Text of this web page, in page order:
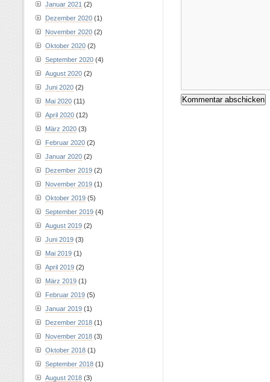
Januar 2021 (2)
Dezember 2020 (1)
November 2020 (2)
Oktober 2020 (2)
September 2020 (4)
August 2020 (2)
Juni 2020 (2)
Mai 2020 (11)
April 2020 (12)
März 2020 (3)
Februar 2020 (2)
Januar 2020 (2)
Dezember 2019 (2)
November 2019 (1)
Oktober 2019 (5)
September 2019 (4)
August 2019 (2)
Juni 2019 (3)
Mai 2019 (1)
April 2019 (2)
März 2019 (1)
Februar 2019 (5)
Januar 2019 (1)
Dezember 2018 (1)
November 2018 (3)
Oktober 2018 (1)
September 2018 (1)
August 2018 (3)